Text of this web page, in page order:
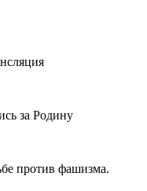
за Родину
против фашизма.